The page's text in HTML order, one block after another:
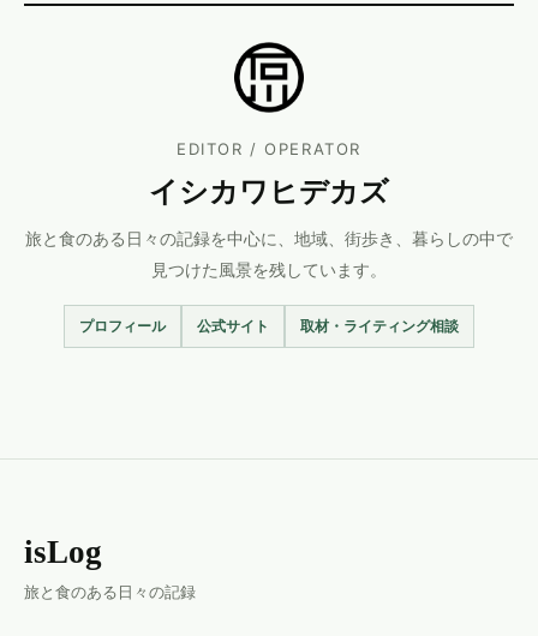
EDITOR / OPERATOR
イシカワヒデカズ
旅と食のある日々の記録を中心に、地域、街歩き、暮らしの中で
見つけた風景を残しています。
プロフィール 公式サイト 取材・ライティング相談
isLog
旅と食のある日々の記録